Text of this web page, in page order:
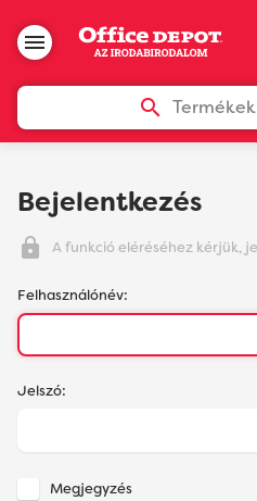
Bejelentkezés
A funkció eléréséhez kérjük,
Felhasználónév:
Jelszó:
Megjegyzés